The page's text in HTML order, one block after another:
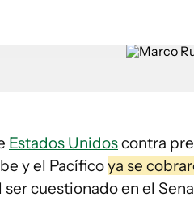
Estados Unidoscontra
y el Pacíficoya se
ser cuestionado en el